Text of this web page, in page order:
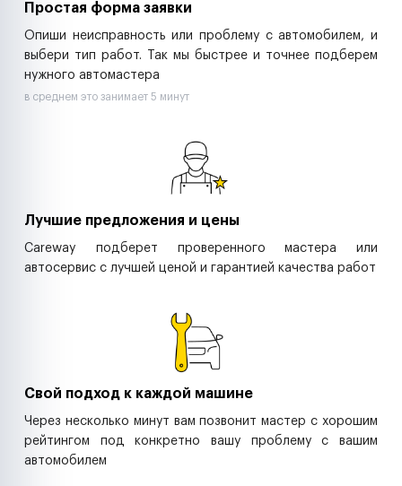
Простая форма заявки
Опиши неисправность или проблему с автомобилем, и
выбери тип работ. Так мы быстрее и точнее подберем
нужного автомастера
в среднем это занимает 5 минут
Лучшие предложения и цены
Careway подберет проверенного мастера или
автосервис с лучшей ценой и гарантией качества работ
Свой подход к каждой машине
Через несколько минут вам позвонит мастер с хорошим
рейтингом под конкретно вашу проблему с вашим
автомобилем